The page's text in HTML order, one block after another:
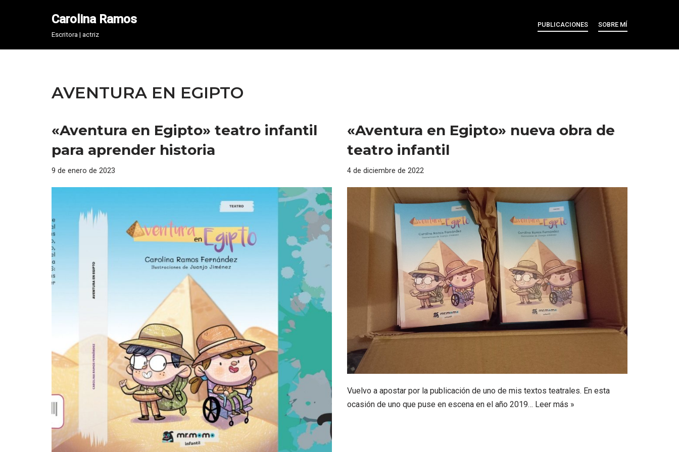
Carolina Ramos
Escritora | actriz
PUBLICACIONES SOBRE MÍ
AVENTURA EN EGIPTO
«Aventura en Egipto» teatro infantil
para aprender historia
9 de enero de 2023
«Aventura en Egipto» nueva obra de
teatro infantil
4 de diciembre de 2022
Vuelvo a apostar por la publicación de uno de mis textos teatrales. En esta
ocasión de uno que puse en escena en el año 2019… Leer más »